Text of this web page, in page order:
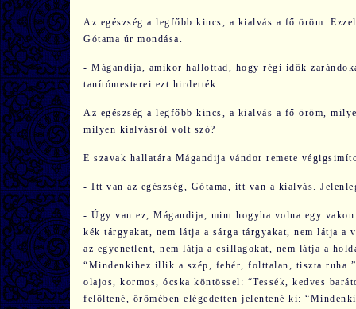
Az egészség a legfőbb kincs, a kialvás a fő öröm.
Gótama úr mondása.
- Mágandija, amikor hallottad, hogy régi idők
tanítómesterei ezt hirdették:
Az egészség a legfőbb kincs, a kialvás a fő öröm,
milyen kialvásról volt szó?
E szavak hallatára Mágandija vándor remete
- Itt van az egészség, Gótama, itt van a kialvás.
- Úgy van ez, Mágandija, mint hogyha volna egy
kék tárgyakat, nem látja a sárga tárgyakat, nem látja a
az egyenetlent, nem látja a csillagokat, nem látja a
“Mindenkihez illik a szép, fehér, folttalan, tiszta
olajos, kormos, ócska köntössel: “Tessék, kedves
felöltené, örömében elégedetten jelentené ki: